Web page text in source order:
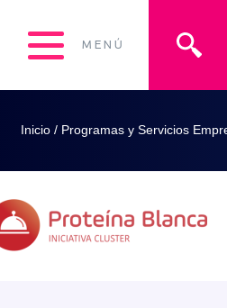
MENÚ
Inicio / Programas y Servicios